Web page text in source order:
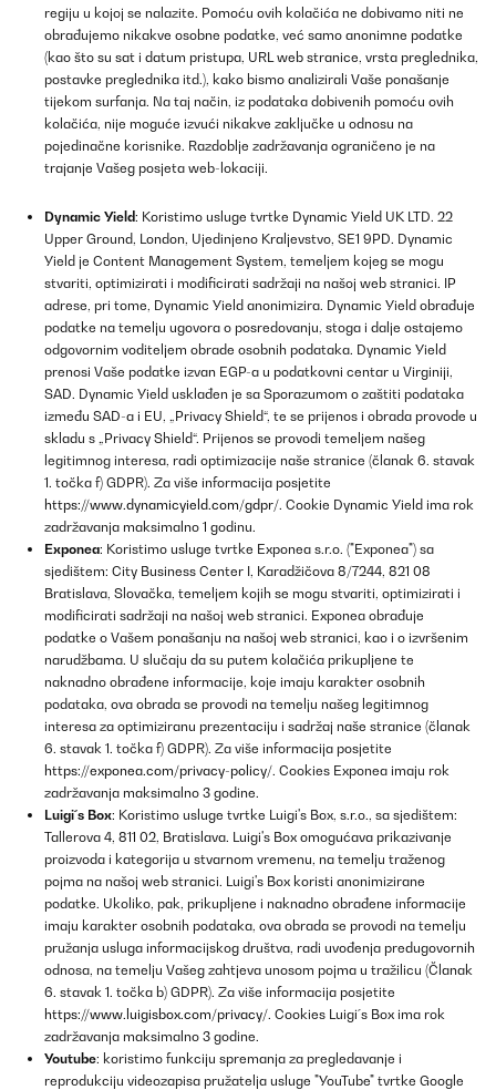
regiju u kojoj se nalazite. Pomoću ovih kolačića ne dobivamo niti ne
obrađujemo nikakve osobne podatke, već samo anonimne podatke
(kao što su sat i datum pristupa, URL web stranice, vrsta preglednika,
postavke preglednika itd.), kako bismo analizirali Vaše ponašanje
tijekom surfanja. Na taj način, iz podataka dobivenih pomoću ovih
kolačića, nije moguće izvući nikakve zaključke u odnosu na
pojedinačne korisnike. Razdoblje zadržavanja ograničeno je na
trajanje Vašeg posjeta web-lokaciji.
Dynamic Yield: Koristimo usluge tvrtke Dynamic Yield UK LTD. 22
Upper Ground, London, Ujedinjeno Kraljevstvo, SE1 9PD. Dynamic
Yield je Content Management System, temeljem kojeg se mogu
stvariti, optimizirati i modificirati sadržaji na našoj web stranici. IP
adrese, pri tome, Dynamic Yield anonimizira. Dynamic Yield obrađuje
podatke na temelju ugovora o posredovanju, stoga i dalje ostajemo
odgovornim voditeljem obrade osobnih podataka. Dynamic Yield
prenosi Vaše podatke izvan EGP-a u podatkovni centar u Virginiji,
SAD. Dynamic Yield usklađen je sa Sporazumom o zaštiti podataka
između SAD-a i EU, „Privacy Shield“, te se prijenos i obrada provode u
skladu s „Privacy Shield“. Prijenos se provodi temeljem našeg
legitimnog interesa, radi optimizacije naše stranice (članak 6. stavak
1. točka f) GDPR). Za više informacija posjetite
https://www.dynamicyield.com/gdpr/. Cookie Dynamic Yield ima rok
zadržavanja maksimalno 1 godinu.
Exponea: Koristimo usluge tvrtke Exponea s.r.o. ("Exponea") sa
sjedištem: City Business Center I, Karadžičova 8/7244, 821 08
Bratislava, Slovačka, temeljem kojih se mogu stvariti, optimizirati i
modificirati sadržaji na našoj web stranici. Exponea obrađuje
podatke o Vašem ponašanju na našoj web stranici, kao i o izvršenim
narudžbama. U slučaju da su putem kolačića prikupljene te
naknadno obrađene informacije, koje imaju karakter osobnih
podataka, ova obrada se provodi na temelju našeg legitimnog
interesa za optimiziranu prezentaciju i sadržaj naše stranice (članak
6. stavak 1. točka f) GDPR). Za više informacija posjetite
https://exponea.com/privacy-policy/. Cookies Exponea imaju rok
zadržavanja maksimalno 3 godine.
Luigi´s Box: Koristimo usluge tvrtke Luigi's Box, s.r.o., sa sjedištem:
Tallerova 4, 811 02, Bratislava. Luigi's Box omogućava prikazivanje
proizvoda i kategorija u stvarnom vremenu, na temelju traženog
pojma na našoj web stranici. Luigi's Box koristi anonimizirane
podatke. Ukoliko, pak, prikupljene i naknadno obrađene informacije
imaju karakter osobnih podataka, ova obrada se provodi na temelju
pružanja usluga informacijskog društva, radi uvođenja predugovornih
odnosa, na temelju Vašeg zahtjeva unosom pojma u tražilicu (Članak
6. stavak 1. točka b) GDPR). Za više informacija posjetite
https://www.luigisbox.com/privacy/. Cookies Luigi´s Box ima rok
zadržavanja maksimalno 3 godine.
Youtube: koristimo funkciju spremanja za pregledavanje i
reprodukciju videozapisa pružatelja usluge "YouTube" tvrtke Google